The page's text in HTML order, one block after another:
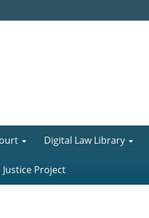
Digital Law Library
Justice Project